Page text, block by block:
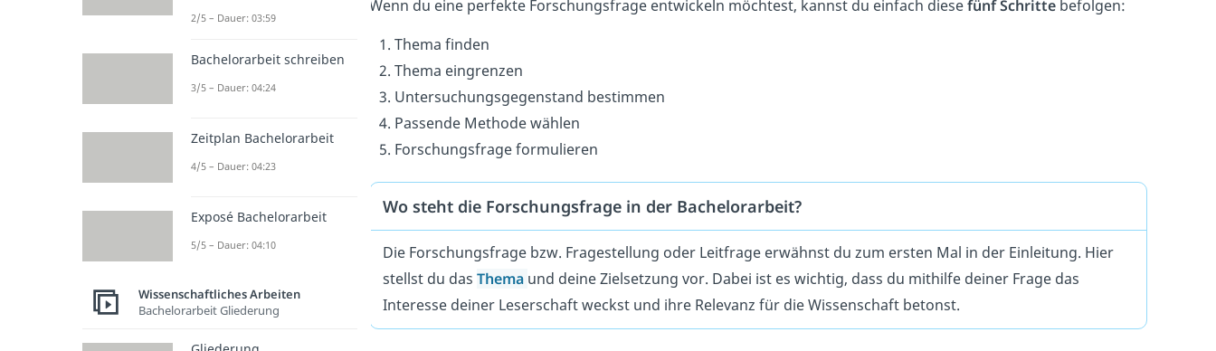
Wenn du eine perfekte Forschungsfrage entwickeln möchtest, kannst du einfach diesefünf Schritte befolgen:
Thema finden
Thema eingrenzen
Untersuchungsgegenstand bestimmen
Passende Methode wählen
Forschungsfrage formulieren
Wo steht die Forschungsfrage in der Bachelorarbeit?
Die Forschungsfrage bzw. Fragestellung oder Leitfrage erwähnst du zum ersten Mal in der Einleitung. Hier
stellst du das Thema und deine Zielsetzung vor. Dabei ist es wichtig, dass du mithilfe deiner Frage das
Interesse deiner Leserschaft weckst und ihre Relevanz für die Wissenschaft betonst.
2/5 – Dauer: 03:59
Bachelorarbeit schreiben
3/5 – Dauer: 04:24
Zeitplan Bachelorarbeit
4/5 – Dauer: 04:23
Exposé Bachelorarbeit
5/5 – Dauer: 04:10
Wissenschaftliches Arbeiten
Bachelorarbeit Gliederung